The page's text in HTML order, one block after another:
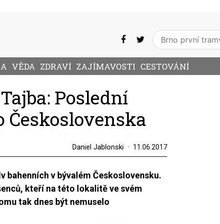
VĚDA ZDRAVÍ ZAJÍMAVOSTI CESTOVÁNÍ
Poslední
Daniel Jablonski 11.06.2017
bahenních v bývalém Československu.
kteří na této lokalitě ve svém
tak dnes být nemuselo